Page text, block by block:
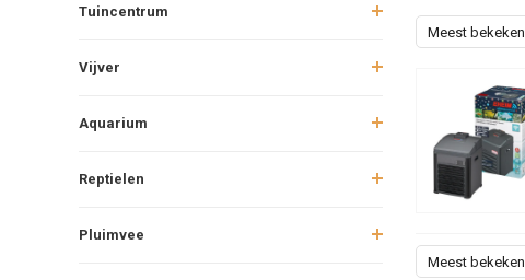
Tuincentrum
Vijver
Aquarium
Reptielen
Pluimvee
Meest bekeken
Meest bekeken